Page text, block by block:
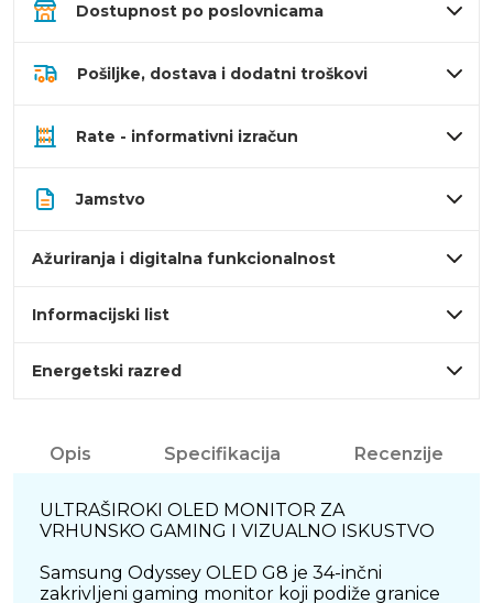
Dostupnost po poslovnicama
Pošiljke, dostava i dodatni troškovi
Rate - informativni izračun
Jamstvo
Ažuriranja i digitalna funkcionalnost
Informacijski list
Energetski razred
Opis Specifikacija Recenzije
ULTRAŠIROKI OLED MONITOR ZA
VRHUNSKO GAMING I VIZUALNO ISKUSTVO
Samsung Odyssey OLED G8 je 34-inčni
zakrivljeni gaming monitor koji podiže granice